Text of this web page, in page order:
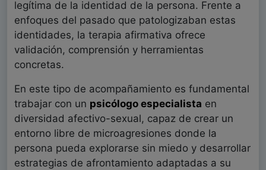
legítima de la identidad de la persona. Frente a
enfoques del pasado que patologizaban estas
identidades, la terapia afirmativa ofrece
validación, comprensión y herramientas
concretas.
En este tipo de acompañamiento es fundamental
trabajar con un psicólogo especialista en
diversidad afectivo-sexual, capaz de crear un
entorno libre de microagresiones donde la
persona pueda explorarse sin miedo y desarrollar
estrategias de afrontamiento adaptadas a su